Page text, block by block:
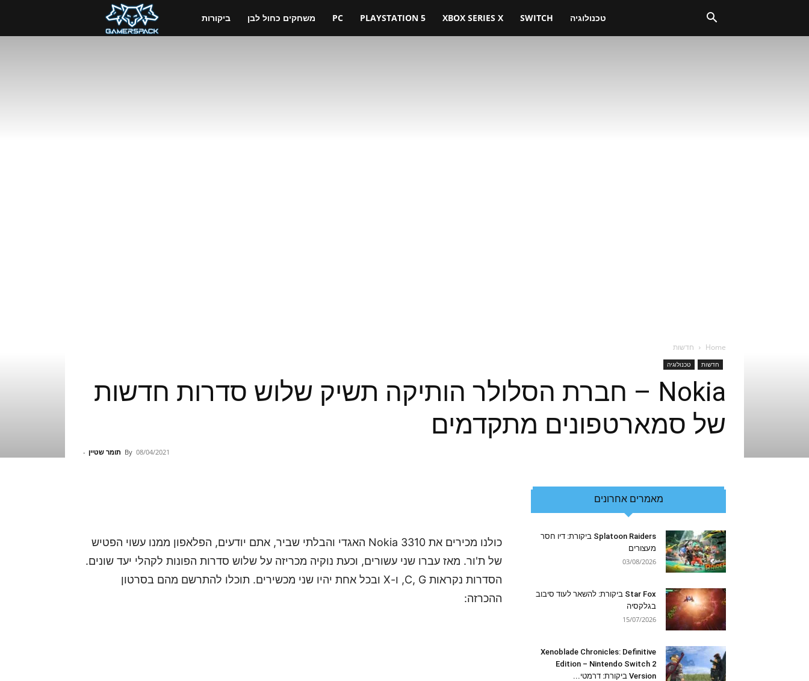
ביקורות משחקים כחול לבן PC PLAYSTATION 5 XBOX SERIES X SWITCH טכנולוגיה
Home חדשות
חדשות טכנולוגיה
Nokia – חברת הסלולר הותיקה תשיק שלוש סדרות חדשות
של סמארטפונים מתקדמים
By תומר שטיין - 08/04/2021
כולנו מכירים את Nokia 3310 האגדי והבלתי שביר, אתם יודעים, הפלאפון ממנו עשוי הפטיש
של ת'ור. מאז עברו שני עשורים, וכעת נוקיה מכריזה על שלוש סדרות הפונות לקהלי יעד שונים.
הסדרות נקראות C, G, ו-X ובכל אחת יהיו שני מכשירים. תוכלו להתרשם מהם בסרטון
ההכרזה:
מאמרים אחרונים
Splatoon Raiders ביקורת: דיו חסר
מעצורים
03/08/2026
Star Fox ביקורת: להשאר לעוד סיבוב
בגלקסיה
15/07/2026
Xenoblade Chronicles: Definitive
Edition – Nintendo Switch 2
Version ביקורת: דרמטי...